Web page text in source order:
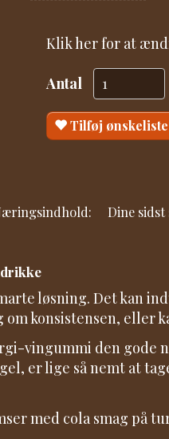
Klik her for at
Antal
Tilføj ønskeliste
Dine
løsning. Det kan
konsistensen, eller
vingummi den gode
er lige så nemt at
med cola smag på